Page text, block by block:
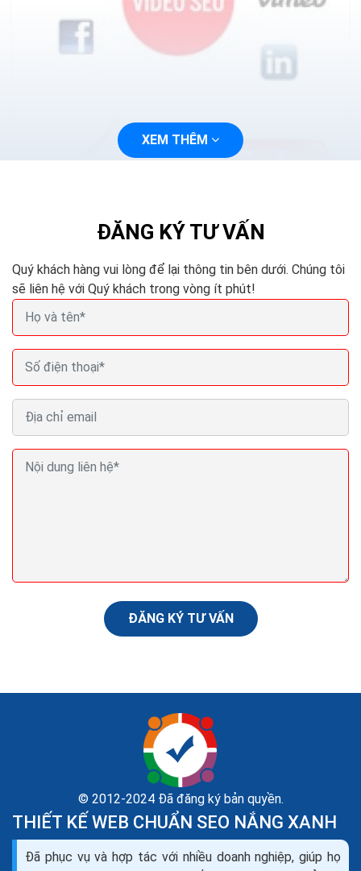
Cách seo youtube rất đơn giản, bạn chỉ cần làm theo
một chuyện, quan trọng nhất vẫn phải là nội dung...
và thông minh hơn. Các phương pháp nhồi nhét từ khóa.
Hoặc mua lại các nội dung sẽ làm mất hiệu quả...
XEM THÊM
ĐĂNG KÝ TƯ VẤN
Quý khách hàng vui lòng để lại thông tin bên dưới. Chúng tôi
sẽ liên hệ với Quý khách trong vòng ít phút!
ĐĂNG KÝ TƯ VẤN
© 2012-2024 Đã đăng ký bản quyền.
THIẾT KẾ WEB CHUẨN SEO NẮNG XANH
Đã phục vụ và hợp tác với nhiều doanh nghiệp, giúp họ